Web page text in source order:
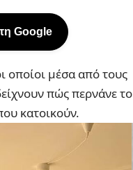
Google
οποίοι μέσα από τους
πώς περνάνε το
κατοικούν.